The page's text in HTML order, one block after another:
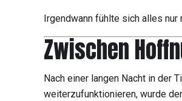
Irgendwann fühlte sich alles nur
Zwischen
Nach einer langen Nacht in der
weiterzufunktionieren, wurde